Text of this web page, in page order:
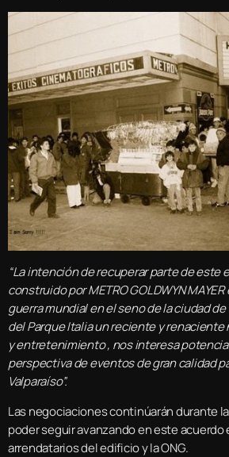
“La intención de recuperar parte de este
construido por METRO GOLDWYN
guerra mundial en el seno de la ciudad
del Parque Italia un reciente y
y entretenimiento , nos interesa
perspectiva de eventos de gran calidad
Valparaíso”.
Las negociaciones continúarán durante
poder seguir avanzando en este
arrendatarios del edificio y la ONG.